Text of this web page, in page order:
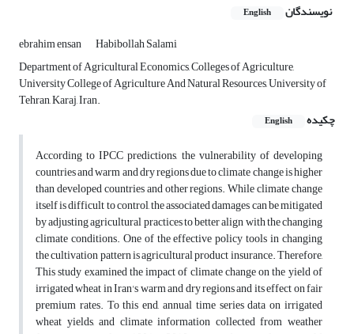
نویسندگان English
ebrahim ensan
Habibollah Salami
Department of Agricultural Economics, Colleges of Agriculture,
University College of Agriculture And Natural Resources, University of
Tehran, Karaj, Iran.
چکیده
English
According to IPCC predictions, the vulnerability of developing
countries and warm and dry regions due to climate change is higher
than developed countries and other regions. While climate change
itself is difficult to control, the associated damages can be mitigated
by adjusting agricultural practices to better align with the changing
climate conditions. One of the effective policy tools in changing
the cultivation pattern is agricultural product insurance. Therefore,
This study examined the impact of climate change on the yield of
irrigated wheat in Iran's warm and dry regions and its effect on fair
premium rates. To this end, annual time series data on irrigated
wheat yields, and climate information collected from weather